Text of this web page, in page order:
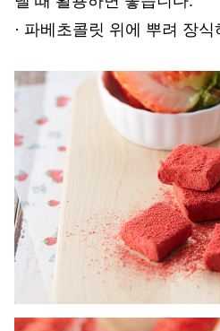
· 파베초콜릿 위에 뿌려 장